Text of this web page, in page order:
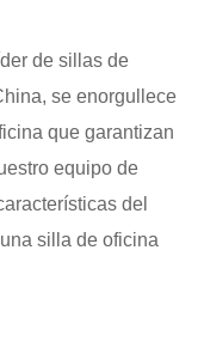
de sillas de
se enorgullece
que garantizan
equipo de
del
silla de oficina